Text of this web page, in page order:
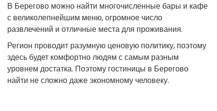
В Берегово можно найти многочисленные бары и кафе
с великолепнейшим меню, огромное число
развлечений и отличные места для проживания.
Регион проводит разумную ценовую политику, поэтому
здесь будет комфортно людям с самым разным
уровнем достатка. Поэтому гостиницы в Берегово
найти не сложно даже экономному человеку.